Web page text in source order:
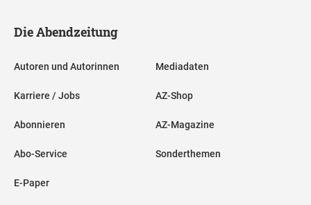
Die Abendzeitung
Autoren und Autorinnen
Karriere / Jobs
Abonnieren
Abo-Service
E-Paper
Mediadaten
AZ-Shop
AZ-Magazine
Sonderthemen